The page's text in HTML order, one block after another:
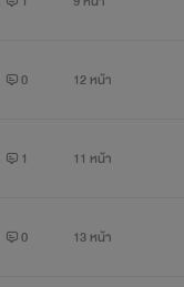
0 12 หน้า
1 11 หน้า
0 13 หน้า